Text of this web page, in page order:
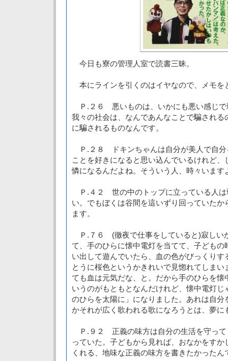
今日も寮の管理人室で読書三昧。
本にラインを引くのはイヤなので、メモを
Ｐ.２６ 悪いものは、いかにも悪い感じで
我々の社会は、なんであんなことで騙される
に騙されるものなんです。
Ｐ.２８ ドキンちゃんは自分が美人で自分
ことを好きになると思い込んでいるけれど
憐になるんだよね。そういう人、時々います
Ｐ.４２ 世の中のトップに立っている人は
い。でもぼくは谷間を這いずり回っていた
ます。
Ｐ.７６ (徹夜で仕事をしていると)寂しい
て、手のひらに懐中電灯を当てて、子どもの
い出して遊んでいたら、血の色がびっくり
とうに桜色というかきれいで見惚れてしま
ても血は元気だな、と。だから手のひらを懐
いうのがもともとなんだけれど、懐中電灯
のひらを太陽に」になりました。あれは自分
かそれが広く歌われる歌になろうとは、夢に
Ｐ.９２ 正義の味方は自分の生活を守って
っていた。子どもから見れば、おなかをす
くれる、地味な正義の味方を書きたかったん